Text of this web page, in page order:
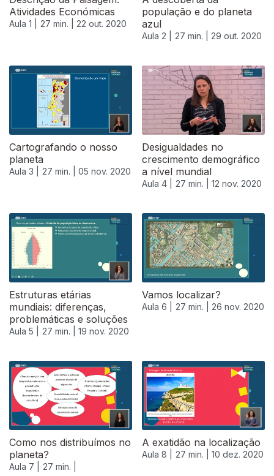
Atividades Económicas
Aula 1 | 27 min. | 22 out. 2020
população e do planeta
azul
Aula 2 | 27 min. | 29 out. 2020
Cartografando o nosso
planeta
Aula 3 | 27 min. | 05 nov. 2020
Desigualdades no
crescimento demográfico
a nível mundial
Aula 4 | 27 min. | 12 nov. 2020
Estruturas etárias
mundiais: diferenças,
problemáticas e soluções
Aula 5 | 27 min. | 19 nov. 2020
Vamos localizar?
Aula 6 | 27 min. | 26 nov. 2020
Como nos distribuímos no
planeta?
Aula 7 |
27 min. |
A exatidão na localização
Aula 8 | 27 min. | 10 dez. 2020